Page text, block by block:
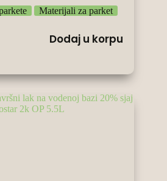
Materijali za parket
Dodaj u korpu